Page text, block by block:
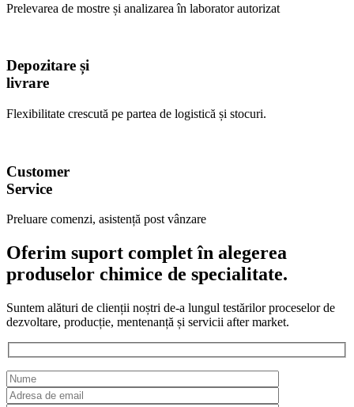
Prelevarea de mostre și analizarea în laborator autorizat
Depozitare și
livrare
Flexibilitate crescută pe partea de logistică și stocuri.
Customer
Service
Preluare comenzi, asistență post vânzare
Oferim suport complet în alegerea
produselor chimice de specialitate.
Suntem alături de clienții noștri de-a lungul testărilor proceselor de
dezvoltare, producție, mentenanță și servicii after market.